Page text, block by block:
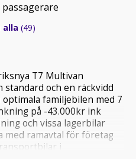
alla (49)
T7 Multivan
och en räckvidd
familjebilen med 7
på -43.000kr ink
och vissa lagerbilar
med ramavtal för företag
i